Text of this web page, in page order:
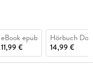
eBook epub
11,99 €
Hörbuch
14,99 €